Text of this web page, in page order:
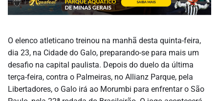
O elenco atleticano treinou na manhã desta quinta-feira,
dia 23, na Cidade do Galo, preparando-se para mais um
desafio na capital paulista. Depois do duelo da última
terça-feira, contra o Palmeiras, no Allianz Parque, pela
Libertadores, o Galo irá ao Morumbi para enfrentar o São